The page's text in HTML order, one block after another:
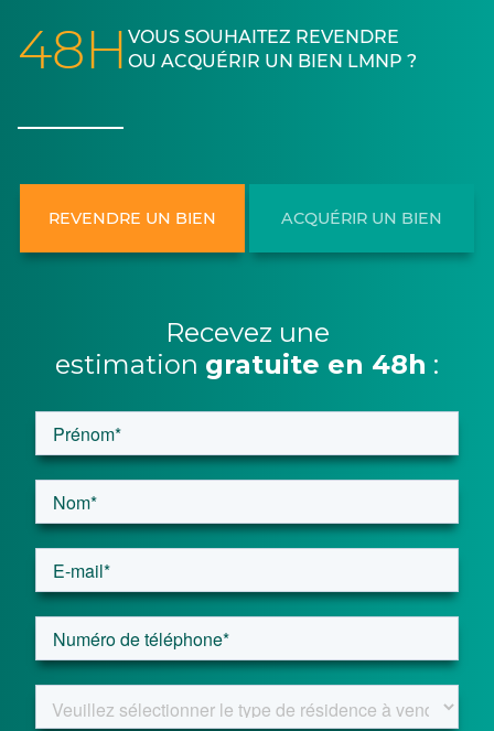
48H VOUS SOUHAITEZ REVENDRE
OU ACQUÉRIR UN BIEN LMNP ?
REVENDRE UN BIEN ACQUÉRIR UN BIEN